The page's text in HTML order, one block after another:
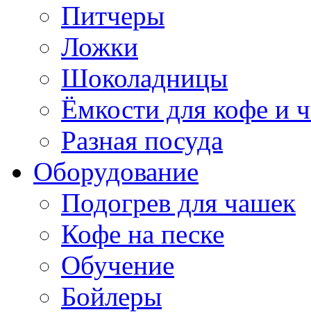
Питчеры
Ложки
Шоколадницы
Ёмкости для кофе и
Разная посуда
Оборудование
Подогрев для чашек
Кофе на песке
Обучение
Бойлеры